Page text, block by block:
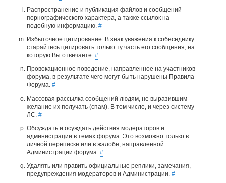
Распространение и публикация файлов и сообщений
порнографического характера, а также ссылок на
подобную информацию. #
Избыточное цитирование. В знак уважения к собеседнику
старайтесь цитировать только ту часть его сообщения, на
которую Вы отвечаете. #
Провокационное поведение, направленное на участников
форума, в результате чего могут быть нарушены Правила
Форума. #
Массовая рассылка сообщений людям, не выразившим
желание их получать (спам). В том числе, и через систему
ЛС. #
Обсуждать и осуждать действия модераторов и
администрации в темах форума. Это возможно только в
личной переписке или в жалобе, направленной
Администрации форума. #
Удалять или править официальные реплики, замечания,
предупреждения модераторов и Администрации. #